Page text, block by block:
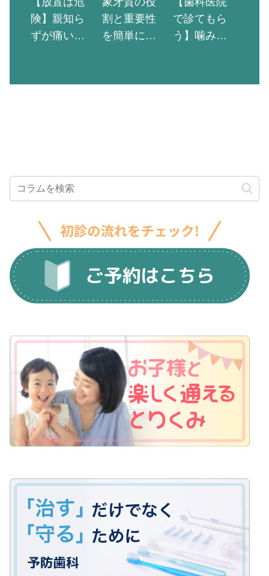
険】親知ら
ずが痛い原
対処法や抜
割と重要性
を簡単に解
健康を守る3
で診てもら
う】噛み合
原因5選！虫